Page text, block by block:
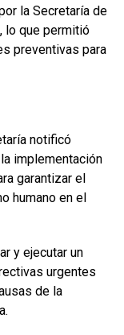
la Secretaría de
lo que permitió
preventivas para
notificó
implementación
garantizar el
humano en el
y ejecutar un
urgentes
de la